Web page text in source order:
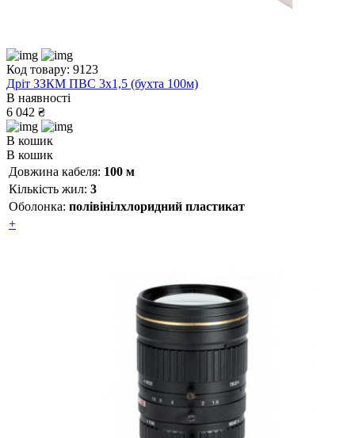
Код товару: 9123
Дріт ЗЗКМ ПВС 3х1,5 (бухта 100м)
В наявності
6 042 ₴
В кошик
В кошик
Довжина кабеля: 100 м
Кількість жил: 3
Оболонка: полівінілхлоридний пластикат
+